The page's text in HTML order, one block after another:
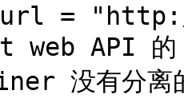
=
web API
没有分